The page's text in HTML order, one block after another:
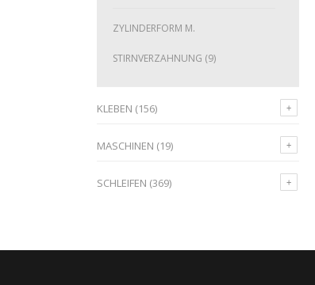
ZYLINDERFORM M.
STIRNVERZAHNUNG (9)
KLEBEN (156)
MASCHINEN (19)
SCHLEIFEN (369)